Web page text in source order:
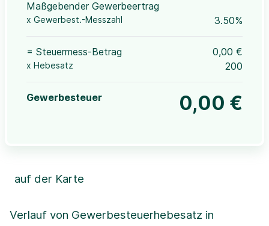
Maßgebender Gewerbeertrag
x Gewerbest.-Messzahl 3.50%
= Steuermess-Betrag 0,00 €
x Hebesatz 200
Gewerbesteuer 0,00 €
Verlauf von Gewerbesteuerhebesatz in
auf der Karte
+
Leaflet|©OpenStreetMap, ©CartoDB,